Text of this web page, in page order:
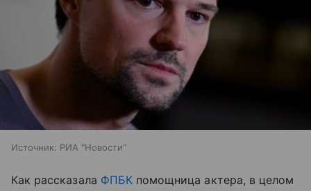
Источник: РИА "Новости"
Как рассказала ФПБКпомощница актера, в целом